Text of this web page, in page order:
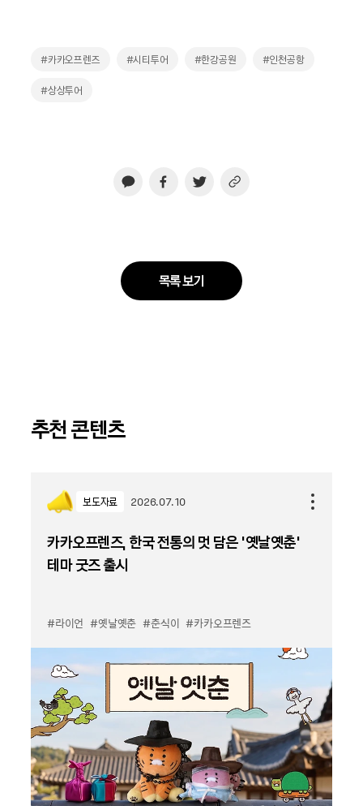
#카카오프렌즈 #시티투어 #한강공원 #인천공항
#상상투어
목록 보기
추천 콘텐츠
보도자료 2026.07.10
카카오프렌즈, 한국 전통의 멋 담은 '옛날옛춘'
테마 굿즈 출시
#라이언 #옛날옛춘 #춘식이 #카카오프렌즈